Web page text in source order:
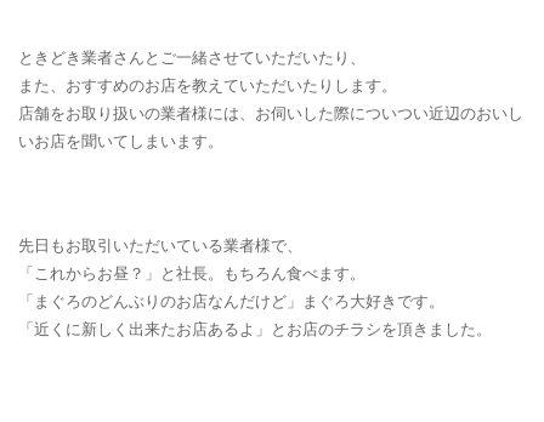
ときどき業者さんとご一緒させていただいたり、
また、おすすめのお店を教えていただいたりします。
店舗をお取り扱いの業者様には、お伺いした際についつい近辺のおいし
いお店を聞いてしまいます。
先日もお取引いただいている業者様で、
「これからお昼？」と社長。もちろん食べます。
「まぐろのどんぶりのお店なんだけど」まぐろ大好きです。
「近くに新しく出来たお店あるよ」とお店のチラシを頂きました。